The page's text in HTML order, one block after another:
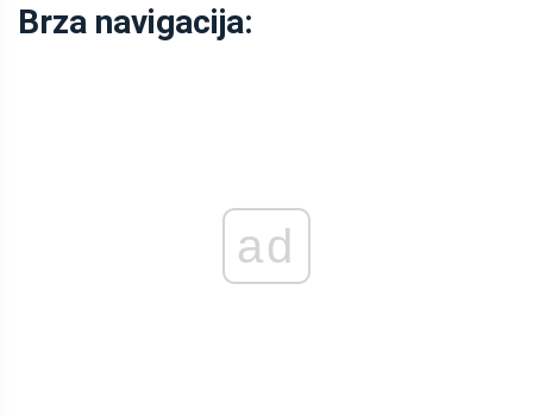
Brza navigacija:
ad